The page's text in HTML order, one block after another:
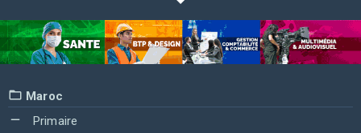
Maroc
Primaire